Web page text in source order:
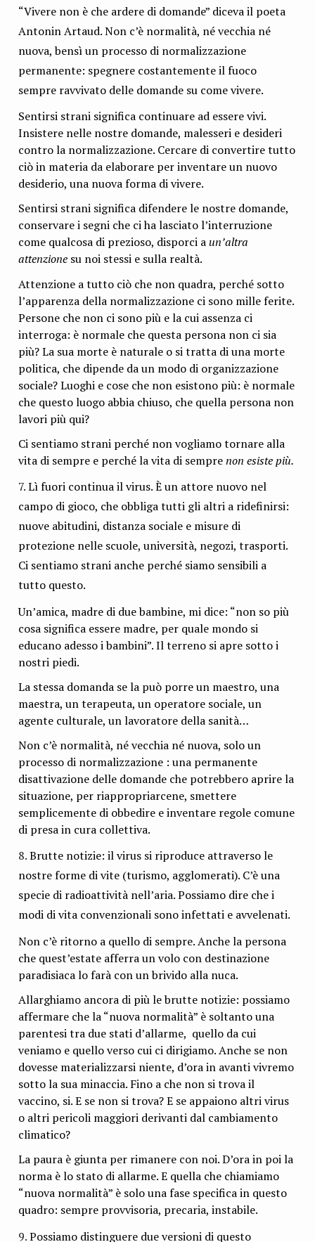
“Vivere non è che ardere di domande” diceva il poeta
Antonin Artaud. Non c’è normalità, né vecchia né
nuova, bensì un processo di normalizzazione
permanente: spegnere costantemente il fuoco
sempre ravvivato delle domande su come vivere.
Sentirsi strani significa continuare ad essere vivi.
Insistere nelle nostre domande, malesseri e desideri
contro la normalizzazione. Cercare di convertire tutto
ciò in materia da elaborare per inventare un nuovo
desiderio, una nuova forma di vivere.
Sentirsi strani significa difendere le nostre domande,
conservare i segni che ci ha lasciato l’interruzione
come qualcosa di prezioso, disporci aun’altra
attenzione su noi stessi e sulla realtà.
Attenzione a tutto ciò che non quadra, perché sotto
l’apparenza della normalizzazione ci sono mille ferite.
Persone che non ci sono più e la cui assenza ci
interroga: è normale che questa persona non ci sia
più? La sua morte è naturale o si tratta di una morte
politica, che dipende da un modo di organizzazione
sociale? Luoghi e cose che non esistono più: è normale
che questo luogo abbia chiuso, che quella persona non
lavori più qui?
Ci sentiamo strani perché non vogliamo tornare alla
vita di sempre e perché la vita di semprenon esiste più.
Lì fuori continua il virus. È un attore nuovo nel
campo di gioco, che obbliga tutti gli altri a ridefinirsi:
nuove abitudini, distanza sociale e misure di
protezione nelle scuole, università, negozi, trasporti.
Ci sentiamo strani anche perché siamo sensibili a
tutto questo.
Un’amica, madre di due bambine, mi dice: “non so più
cosa significa essere madre, per quale mondo si
educano adesso i bambini”. Il terreno si apre sotto i
nostri piedi.
La stessa domanda se la può porre un maestro, una
maestra, un terapeuta, un operatore sociale, un
agente culturale, un lavoratore della sanità…
Non c’è normalità, né vecchia né nuova, solo un
processo di normalizzazione : una permanente
disattivazione delle domande che potrebbero aprire la
situazione, per riappropriarcene, smettere
semplicemente di obbedire e inventare regole comune
di presa in cura collettiva.
Brutte notizie: il virus si riproduce attraverso le
nostre forme di vite (turismo, agglomerati). C’è una
specie di radioattività nell’aria. Possiamo dire che i
modi di vita convenzionali sono infettati e avvelenati.
Non c’è ritorno a quello di sempre. Anche la persona
che quest’estate afferra un volo con destinazione
paradisiaca lo farà con un brivido alla nuca.
Allarghiamo ancora di più le brutte notizie: possiamo
affermare che la “nuova normalità” è soltanto una
parentesi tra due stati d’allarme, quello da cui
veniamo e quello verso cui ci dirigiamo. Anche se non
dovesse materializzarsi niente, d’ora in avanti vivremo
sotto la sua minaccia. Fino a che non si trova il
vaccino, si. E se non si trova? E se appaiono altri virus
o altri pericoli maggiori derivanti dal cambiamento
climatico?
La paura è giunta per rimanere con noi. D’ora in poi la
norma è lo stato di allarme. E quella che chiamiamo
“nuova normalità” è solo una fase specifica in questo
quadro: sempre provvisoria, precaria, instabile.
Possiamo distinguere due versioni di questo